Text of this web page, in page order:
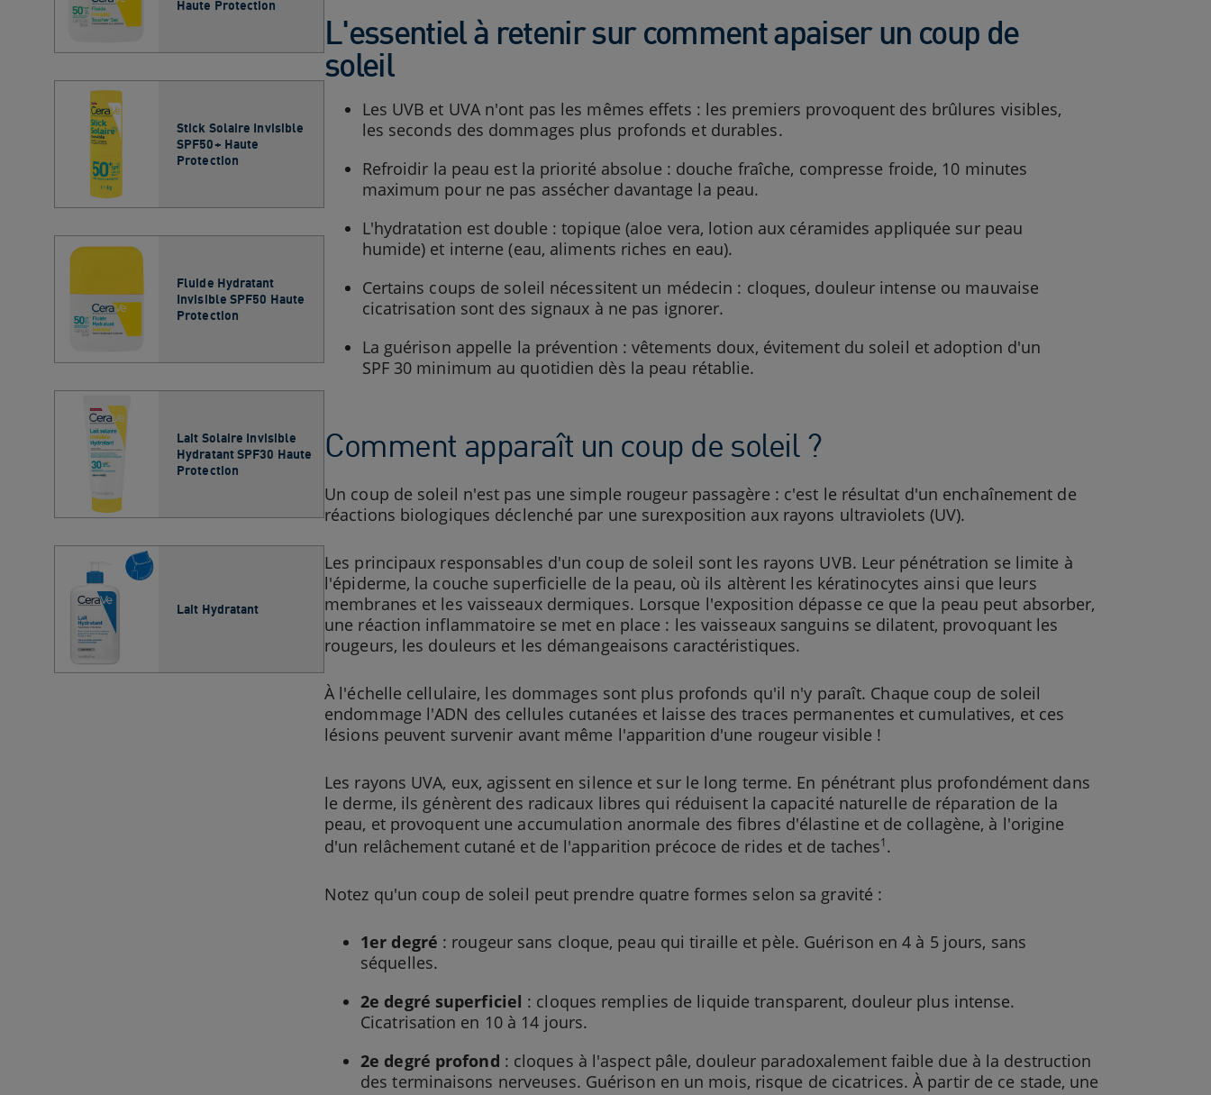
L'essentiel à retenir sur comment apaiser un coup de
soleil
Les UVB et UVA n'ont pas les mêmes effets : les premiers provoquent des brûlures visibles,
les seconds des dommages plus profonds et durables.
Refroidir la peau est la priorité absolue : douche fraîche, compresse froide, 10 minutes
maximum pour ne pas assécher davantage la peau.
L'hydratation est double : topique (aloe vera, lotion aux céramides appliquée sur peau
humide) et interne (eau, aliments riches en eau).
Certains coups de soleil nécessitent un médecin : cloques, douleur intense ou mauvaise
cicatrisation sont des signaux à ne pas ignorer.
La guérison appelle la prévention : vêtements doux, évitement du soleil et adoption d'un
SPF 30 minimum au quotidien dès la peau rétablie.
Comment apparaît un coup de soleil ?
Un coup de soleil n'est pas une simple rougeur passagère : c'est le résultat d'un enchaînement de
réactions biologiques déclenché par une surexposition aux rayons ultraviolets (UV).
Les principaux responsables d'un coup de soleil sont les rayons UVB. Leur pénétration se limite à
l'épiderme, la couche superficielle de la peau, où ils altèrent les kératinocytes ainsi que leurs
membranes et les vaisseaux dermiques. Lorsque l'exposition dépasse ce que la peau peut absorber,
une réaction inflammatoire se met en place : les vaisseaux sanguins se dilatent, provoquant les
rougeurs, les douleurs et les démangeaisons caractéristiques.
À l'échelle cellulaire, les dommages sont plus profonds qu'il n'y paraît. Chaque coup de soleil
endommage l'ADN des cellules cutanées et laisse des traces permanentes et cumulatives, et ces
lésions peuvent survenir avant même l'apparition d'une rougeur visible !
Les rayons UVA, eux, agissent en silence et sur le long terme. En pénétrant plus profondément dans
le derme, ils génèrent des radicaux libres qui réduisent la capacité naturelle de réparation de la
peau, et provoquent une accumulation anormale des fibres d'élastine et de collagène, à l'origine
d'un relâchement cutané et de l'apparition précoce de rides et de taches1 .
Notez qu'un coup de soleil peut prendre quatre formes selon sa gravité :
1er degré : rougeur sans cloque, peau qui tiraille et pèle. Guérison en 4 à 5 jours, sans
séquelles.
2e degré superficiel : cloques remplies de liquide transparent, douleur plus intense.
Cicatrisation en 10 à 14 jours.
2e degré profond : cloques à l'aspect pâle, douleur paradoxalement faible due à la destruction
des terminaisons nerveuses. Guérison en un mois, risque de cicatrices. À partir de ce stade, une
Haute Protection
Stick Solaire Invisible
SPF50+ Haute
Protection
Fluide Hydratant
Invisible SPF50 Haute
Protection
Lait Solaire Invisible
Hydratant SPF30 Haute
Protection
Lait Hydratant